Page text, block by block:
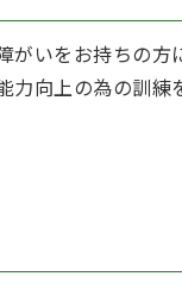
がいをお持ちの方
向上の為の訓練